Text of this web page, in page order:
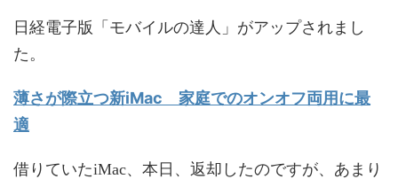
日経電子版「モバイルの達人」がアップされまし
た。
薄さが際立つ新iMac 家庭でのオンオフ両用に最
適
借りていたiMac、本日、返却したのですが、あまり